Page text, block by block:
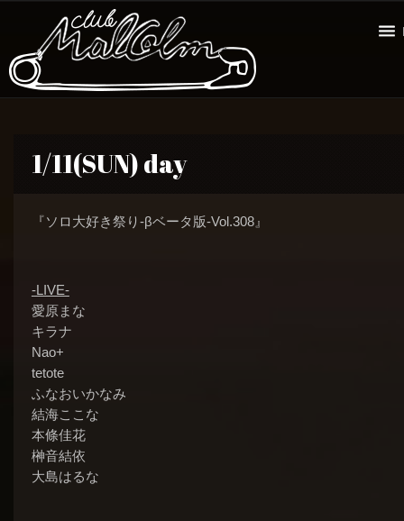
1/11(SUN) day
『ソロ大好き祭り-βベータ版-Vol.308』
-LIVE-
愛原まな
キラナ
Nao+
tetote
ふなおいかなみ
結海ここな
本條佳花
榊音結依
大島はるな